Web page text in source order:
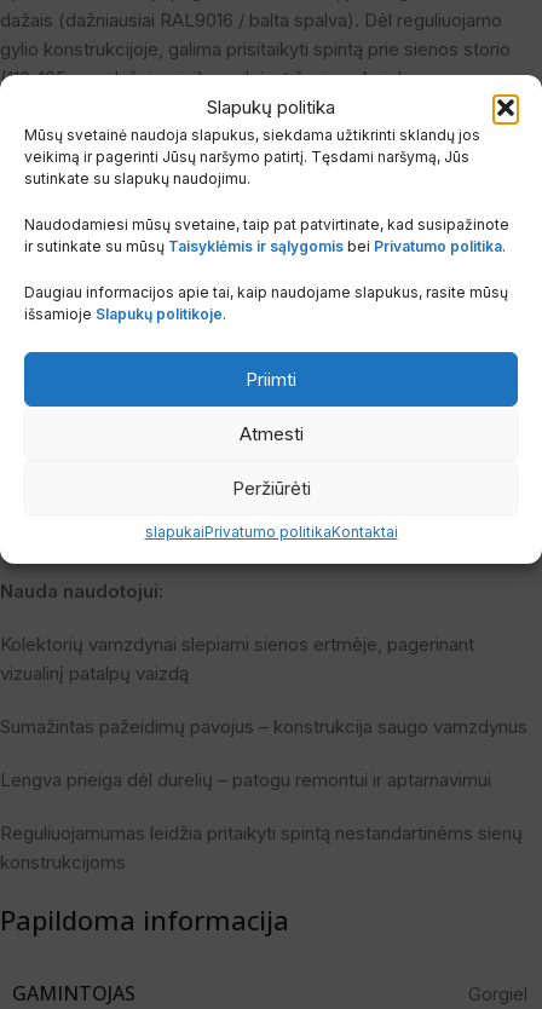
Slapukų politika
Mūsų svetainė naudoja slapukus, siekdama užtikrinti sklandų jos
veikimą ir pagerinti Jūsų naršymo patirtį. Tęsdami naršymą, Jūs
sutinkate su slapukų naudojimu.
Naudodamiesi mūsų svetaine, taip pat patvirtinate, kad susipažinote
ir sutinkate su mūsų Taisyklėmis ir sąlygomis bei Privatumo politika.
Daugiau informacijos apie tai, kaip naudojame slapukus, rasite mūsų
išsamioje Slapukų politikoje.
Priimti
Atmesti
Peržiūrėti
slapukaiPrivatumo politikaKontaktai
dažais (dažniausiai RAL9016 / balta spalva). Dėl reguliuojamo
gylio konstrukcijoje, galima prisitaikyti spintą prie sienos storio
(110-165 mm dažniausiai) naudojant šonines kojeles.
Pagrindinės savybės ir privalumai:
Potinkinė struktūra – spinta montuojama į sieną, išorėje lieka tik
durelės
sistemoms
Reguliuojamas aukštis ir gylis – prisitaikymas prie sienos erdvės
Tvirta metalinė konstrukcija – atspari mechaniniams poveikiams
Nauda naudotojui:
Kolektorių vamzdynai slepiami sienos ertmėje, pagerinant
vizualinį patalpų vaizdą
Sumažintas pažeidimų pavojus – konstrukcija saugo vamzdynus
Lengva prieiga dėl durelių – patogu remontui ir aptarnavimui
Reguliuojamumas leidžia pritaikyti spintą nestandartinėms sienų
konstrukcijoms
Papildoma informacija
GAMINTOJAS Gorgiel